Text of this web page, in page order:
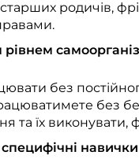
родичів,
без
без
та їх
навички